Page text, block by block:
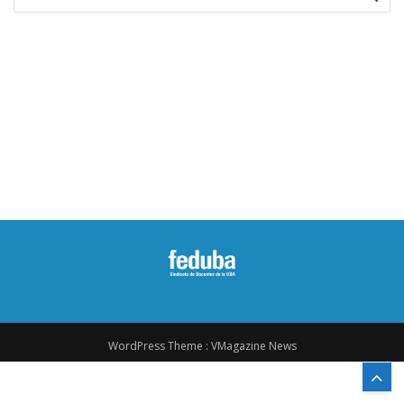
WordPress Theme : VMagazine News